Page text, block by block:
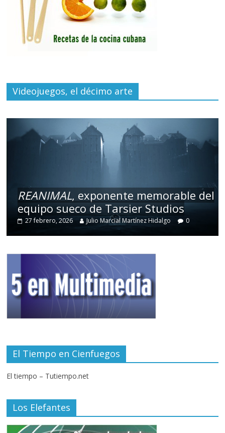
Videojuegos, el décimo arte
REANIMAL, exponente memorable del
equipo sueco de Tarsier Studios
27 febrero, 2026 Julio Marcial Martínez Hidalgo 0
El Tiempo en Cienfuegos
El tiempo – Tutiempo.net
Los Elefantes